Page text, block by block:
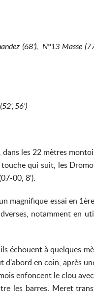
(68'), N°13 Masse
56')
les 22 mètres
qui suit, les
00, 8').
magnifique essai en
notamment en
échouent à quelques
en coin, après
enfoncent le clou
les barres. Meret